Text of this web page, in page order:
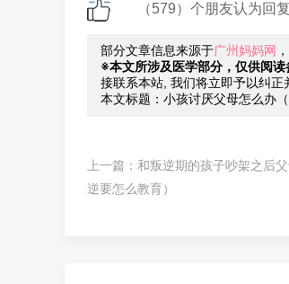
（579）个朋友认为回
部分文章信息来源于广州妈妈网 ，
※本文所涉及医学部分，仅供阅读
接联系本站, 我们将立即予以纠正
本文标题：小孩讨厌父母怎么办
上一篇： 和叛逆期的孩子吵架之后
逆要怎么教育）